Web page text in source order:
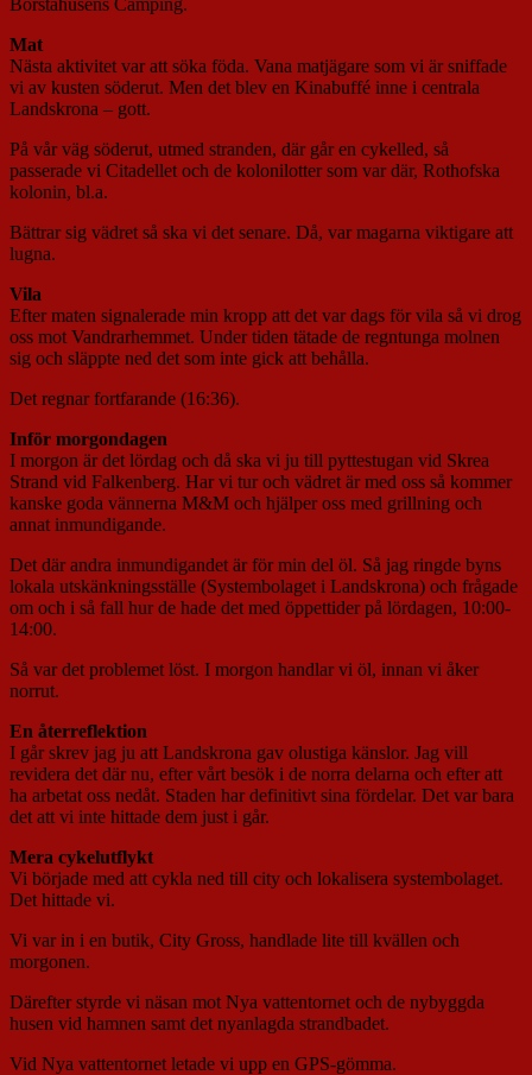
Mat
Nästa aktivitet var att söka föda. Vana matjägare som vi är sniffade
vi av kusten söderut. Men det blev en Kinabuffé inne i centrala
Landskrona – gott.
På vår väg söderut, utmed stranden, där går en cykelled, så
passerade vi Citadellet och de kolonilotter som var där, Rothofska
kolonin, bl.a.
Bättrar sig vädret så ska vi det senare. Då, var magarna viktigare att
lugna.
Vila
Efter maten signalerade min kropp att det var dags för vila så vi drog
oss mot Vandrarhemmet. Under tiden tätade de regntunga molnen
sig och släppte ned det som inte gick att behålla.
Det regnar fortfarande (16:36).
Inför morgondagen
I morgon är det lördag och då ska vi ju till pyttestugan vid Skrea
Strand vid Falkenberg. Har vi tur och vädret är med oss så kommer
kanske goda vännerna M&M och hjälper oss med grillning och
annat inmundigande.
Det där andra inmundigandet är för min del öl. Så jag ringde byns
lokala utskänkningsställe (Systembolaget i Landskrona) och frågade
om och i så fall hur de hade det med öppettider på lördagen, 10:00-
14:00.
Så var det problemet löst. I morgon handlar vi öl, innan vi åker
norrut.
En återreflektion
I går skrev jag ju att Landskrona gav olustiga känslor. Jag vill
revidera det där nu, efter vårt besök i de norra delarna och efter att
ha arbetat oss nedåt. Staden har definitivt sina fördelar. Det var bara
det att vi inte hittade dem just i går.
Mera cykelutflykt
Vi började med att cykla ned till city och lokalisera systembolaget.
Det hittade vi.
Vi var in i en butik, City Gross, handlade lite till kvällen och
morgonen.
Därefter styrde vi näsan mot Nya vattentornet och de nybyggda
husen vid hamnen samt det nyanlagda strandbadet.
Vid Nya vattentornet letade vi upp en GPS-gömma.